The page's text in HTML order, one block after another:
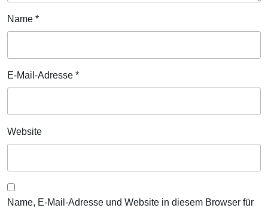
Name *
E-Mail-Adresse *
Website
Name, E-Mail-Adresse und Website in diesem Browser für